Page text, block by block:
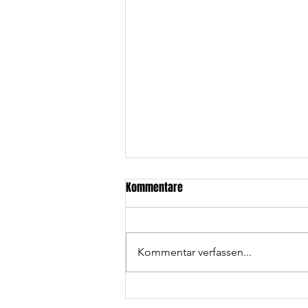
Kommentare
Kommentar verfassen...